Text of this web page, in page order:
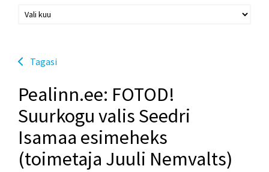
Tagasi
Pealinn.ee: FOTOD!
Suurkogu valis Seedri
Isamaa esimeheks
(toimetaja Juuli Nemvalts)